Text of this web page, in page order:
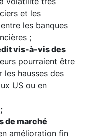
et les
les banques
;
vis-à-vis des
pourraient être
les hausses des
US ou en
de marché
amélioration fin